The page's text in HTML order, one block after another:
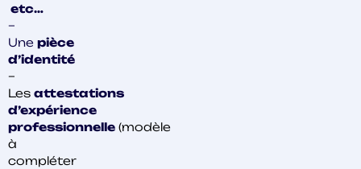
etc…
–
Une pièce
d’identité
–
Les attestations
d’expérience
professionnelle (modèle
à
compléter